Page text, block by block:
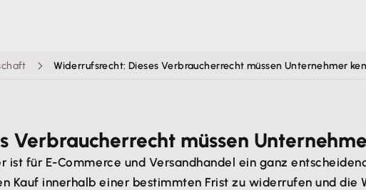
Widerrufsrecht: Dieses Verbraucherrecht müssen Unternehmer
Verbraucherrecht müssen
ist für E-Commerce und Versandhandel ein ganz
Kauf innerhalb einer bestimmten Frist zu widerrufen und die